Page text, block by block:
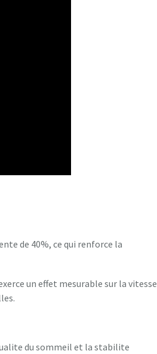
de 40%, ce qui renforce la
un effet mesurable sur la vitesse
du sommeil et la stabilite